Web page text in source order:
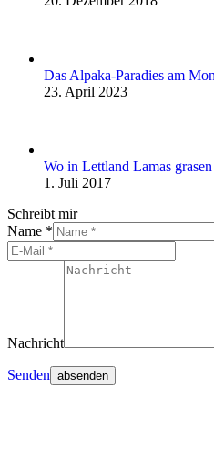
Das Alpaka-Paradies am
23. April 2023
Wo in Lettland Lamas grasen
1. Juli 2017
Schreibt mir
Name *
Nachricht
Senden